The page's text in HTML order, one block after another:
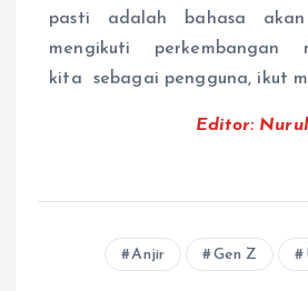
pasti adalah bahasa
mengikuti perkembangan
kita sebagai pengguna, ikut
Editor:
Anjir Gen Z